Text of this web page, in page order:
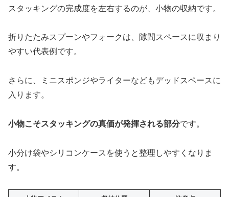
スタッキングの完成度を左右するのが、小物の収納です。
折りたたみスプーンやフォークは、隙間スペースに収まり
やすい代表例です。
さらに、ミニスポンジやライターなどもデッドスペースに
入ります。
小物こそスタッキングの真価が発揮される部分です。
小分け袋やシリコンケースを使うと整理しやすくなりま
す。